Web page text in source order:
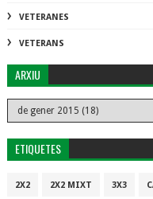
VETERANES
VETERANS
ARXIU
ETIQUETES
2X2 2X2 MIXT 3X3